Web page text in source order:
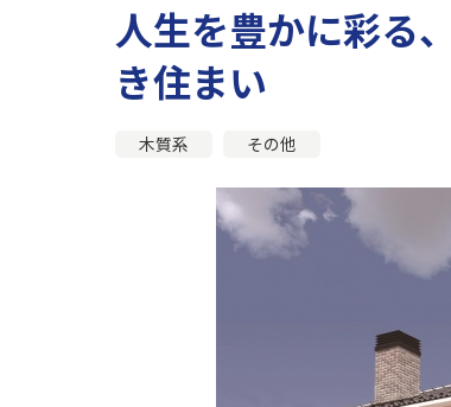
人生を豊かに彩る
き住まい
木質系 その他